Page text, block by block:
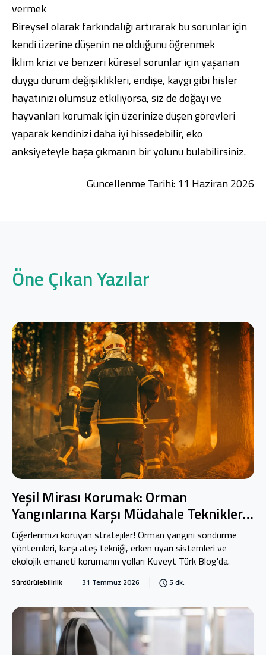
vermek
Bireysel olarak farkındalığı artırarak bu sorunlar için
kendi üzerine düşenin ne olduğunu öğrenmek
İklim krizi ve benzeri küresel sorunlar için yaşanan
duygu durum değişiklikleri, endişe, kaygı gibi hisler
hayatınızı olumsuz etkiliyorsa, siz de doğayı ve
hayvanları korumak için üzerinize düşen görevleri
yaparak kendinizi daha iyi hissedebilir, eko
anksiyeteyle başa çıkmanın bir yolunu bulabilirsiniz.
Güncellenme Tarihi: 11 Haziran 2026
Öne Çıkan Yazılar
Yeşil Mirası Korumak: Orman
Yangınlarına Karşı Müdahale Teknikleri
ve Ekosistem Stratejisi
Ciğerlerimizi koruyan stratejiler! Orman yangını söndürme
yöntemleri, karşı ateş tekniği, erken uyarı sistemleri ve
ekolojik emaneti korumanın yolları Kuveyt Türk Blog'da.
Sürdürülebilirlik 31 Temmuz 2026 5 dk.